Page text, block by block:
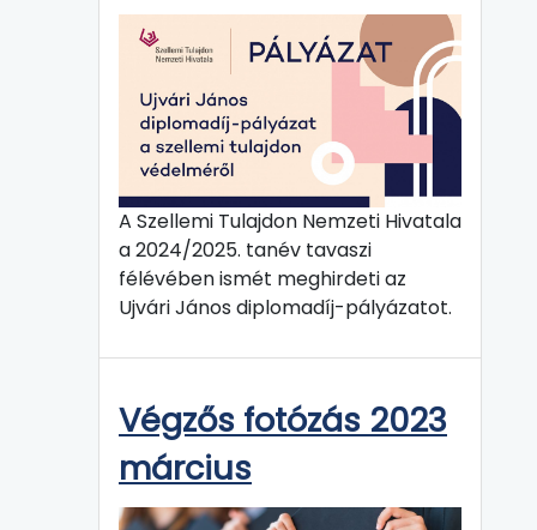
A Szellemi Tulajdon Nemzeti Hivatala
a 2024/2025. tanév tavaszi
félévében ismét meghirdeti az
Ujvári János diplomadíj-pályázatot.
Végzős fotózás 2023
március